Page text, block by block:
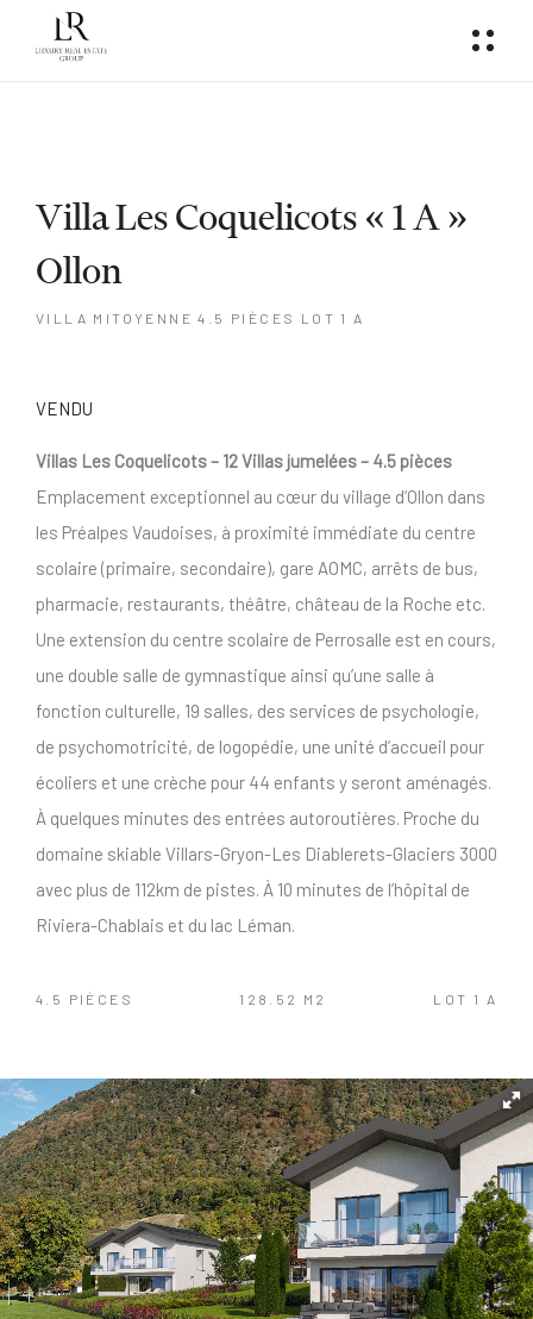
Villa Les Coquelicots « 1 A »
Ollon
VILLA MITOYENNE 4.5 PIÈCES LOT 1 A
VENDU
Villas Les Coquelicots – 12 Villas jumelées – 4.5 pièces
Emplacement exceptionnel au cœur du village d’Ollon dans
les Préalpes Vaudoises, à proximité immédiate du centre
scolaire (primaire, secondaire), gare AOMC, arrêts de bus,
pharmacie, restaurants, théâtre, château de la Roche etc.
Une extension du centre scolaire de Perrosalle est en cours,
une double salle de gymnastique ainsi qu’une salle à
fonction culturelle, 19 salles, des services de psychologie,
de psychomotricité, de logopédie, une unité d’accueil pour
écoliers et une crèche pour 44 enfants y seront aménagés.
À quelques minutes des entrées autoroutières. Proche du
domaine skiable Villars-Gryon-Les Diablerets-Glaciers 3000
avec plus de 112km de pistes. À 10 minutes de l’hôpital de
Riviera-Chablais et du lac Léman.
4.5 PIÈCES 128.52 M2 LOT 1 A